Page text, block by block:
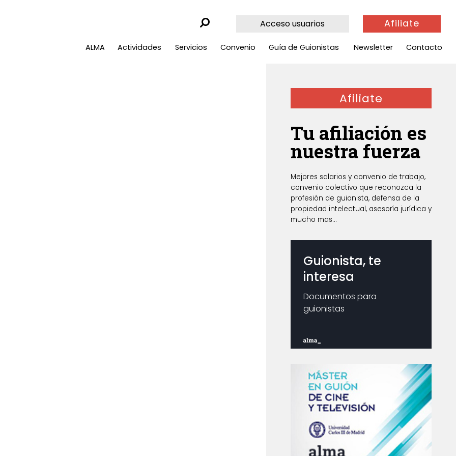
Acceso usuarios Afiliate
ALMA Actividades Servicios Convenio Guía de Guionistas Newsletter Contacto
Afiliate
Tu afiliación es
nuestra fuerza
Mejores salarios y convenio de trabajo,
convenio colectivo que reconozca la
profesión de guionista, defensa de la
propiedad intelectual, asesoría jurídica y
mucho mas...
Guionista, te
interesa
Documentos para
guionistas